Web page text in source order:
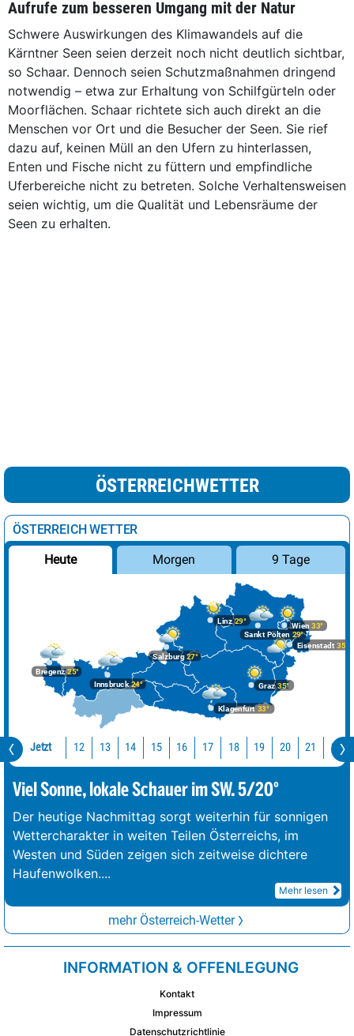
Aufrufe zum besseren Umgang mit der Natur
Schwere Auswirkungen des Klimawandels auf die
Kärntner Seen seien derzeit noch nicht deutlich sichtbar,
so Schaar. Dennoch seien Schutzmaßnahmen dringend
notwendig – etwa zur Erhaltung von Schilfgürteln oder
Moorflächen. Schaar richtete sich auch direkt an die
Menschen vor Ort und die Besucher der Seen. Sie rief
dazu auf, keinen Müll an den Ufern zu hinterlassen,
Enten und Fische nicht zu füttern und empfindliche
Uferbereiche nicht zu betreten. Solche Verhaltensweisen
seien wichtig, um die Qualität und Lebensräume der
Seen zu erhalten.
ÖSTERREICHWETTER
ÖSTERREICH WETTER
Heute Morgen 9 Tage
Bregenz25°
Graz35°
Innsbruck24°
Klagenfurt 33°
Linz29°
Salzburg27°
Wien 33°
Eisenstadt 35°
Sankt Pölten 29°
Jetzt 12 13 14 15 16 17 18 19 20 21 22
Viel Sonne, lokale Schauer im SW. 5/20°
Der heutige Nachmittag sorgt weiterhin für sonnigen
Wettercharakter in weiten Teilen Österreichs, im
Westen und Süden zeigen sich zeitweise dichtere
Haufenwolken....
Mehr lesen
mehr Österreich-Wetter
INFORMATION & OFFENLEGUNG
Kontakt
Impressum
Datenschutzrichtlinie